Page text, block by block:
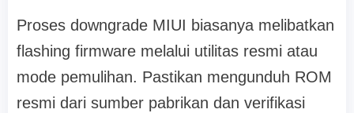
Proses downgrade MIUI biasanya melibatkan
flashing firmware melalui utilitas resmi atau
mode pemulihan. Pastikan mengunduh ROM
resmi dari sumber pabrikan dan verifikasi